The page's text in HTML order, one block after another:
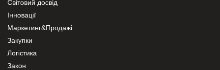
Світовий досвід
Інновації
Маркетинг&Продажі
Закупки
Логістика
Закон